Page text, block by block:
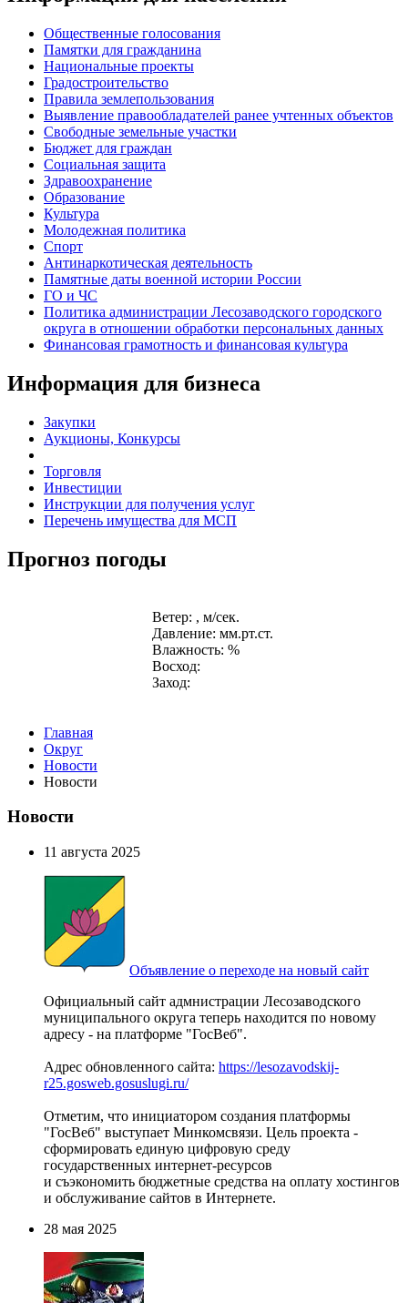
Общественные голосования
Памятки для гражданина
Национальные проекты
Градостроительство
Правила землепользования
Выявление правообладателей ранее учтенных объектов
Свободные земельные участки
Бюджет для граждан
Социальная защита
Здравоохранение
Образование
Культура
Молодежная политика
Спорт
Антинаркотическая деятельность
Памятные даты военной истории России
ГО и ЧС
Политика администрации Лесозаводского городского
округа в отношении обработки персональных данных
Финансовая грамотность и финансовая культура
Информация для бизнеса
Закупки
Аукционы, Конкурсы
Торговля
Инвестиции
Инструкции для получения услуг
Перечень имущества для МСП
Прогноз погоды
Ветер: , м/сек.
Давление: мм.рт.ст.
Влажность: %
Восход:
Заход:
Главная
Округ
Новости
Новости
Новости
11 августа 2025
Объявление о переходе на новый сайт
Официальный сайт адмнистрации Лесозаводского
муниципального округа теперь находится по новому
адресу - на платформе "ГосВеб".
Адрес обновленного сайта: https://lesozavodskij-
r25.gosweb.gosuslugi.ru/
Отметим, что инициатором создания платформы
"ГосВеб" выступает Минкомсвязи. Цель проекта -
сформировать единую цифровую среду
государственных интернет-ресурсов
и съэкономить бюджетные средства на оплату хостингов
и обслуживание сайтов в Интернете.
28 мая 2025